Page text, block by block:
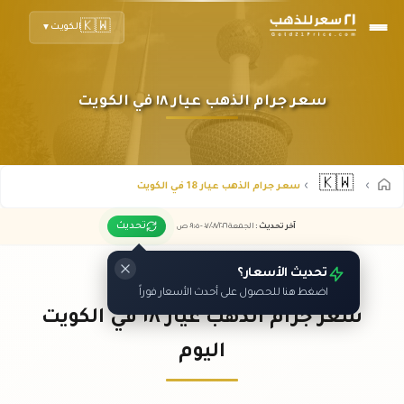
🇰🇼الكويت ▼
سعر جرام الذهب عيار ١٨ في الكويت
🇰🇼 سعر جرام الذهب عيار 18 في الكويت
آخر تحديث : الجمعة ٠٧ /٠٨/٢٠٢٦ - ٠٩:٠٥ ص تحديث
تحديث الأسعار؟
اضغط هنا للحصول على أحدث الأسعار فوراً
سعر جرام الذهب عيار ١٨ في الكويت
اليوم